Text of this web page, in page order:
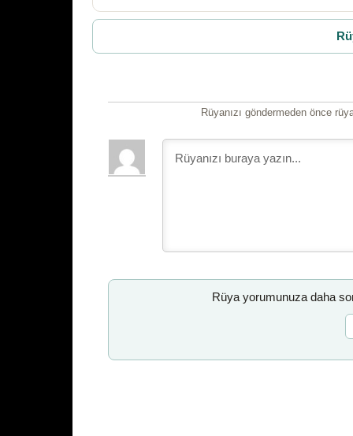
Rüyanızı göndermeden önce
Rüya yorumunuza daha